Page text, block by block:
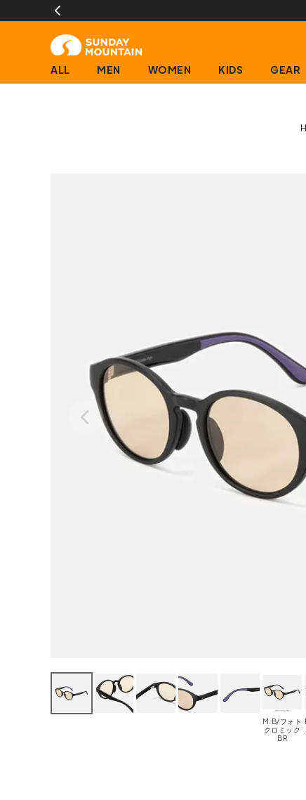
ALL MEN WOMEN KIDS GEAR
M.B/フォト
クロミック
BR